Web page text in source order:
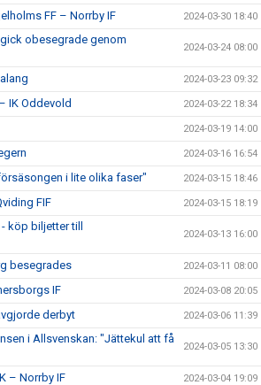
FF – Norrby IF 2024-03-30 18:40
obesegrade genom
2024-03-24 08:00
2024-03-23 09:32
IK Oddevold 2024-03-22 18:34
2024-03-19 14:00
2024-03-16 16:54
i lite olika faser" 2024-03-15 18:46
FIF 2024-03-15 18:19
köp biljetter till
2024-03-13 16:00
besegrades 2024-03-11 08:00
IF 2024-03-08 20:05
derbyt 2024-03-06 11:39
i Allsvenskan: "Jättekul att få
2024-03-05 13:30
– Norrby IF 2024-03-04 19:09